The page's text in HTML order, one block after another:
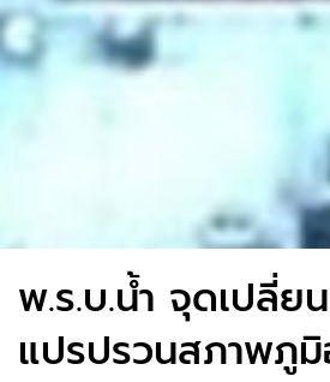
พ.ร.บ.น้ำ จุดเปลี่ย
แปรปรวนสภาพภูมิ